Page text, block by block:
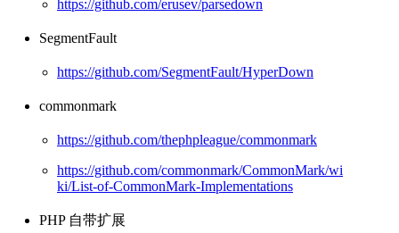
https://github.com/erusev/parsedown
SegmentFault
https://github.com/SegmentFault/HyperDown
commonmark
https://github.com/thephpleague/commonmark
https://github.com/commonmark/CommonMark/wi
ki/List-of-CommonMark-Implementations
PHP 自带扩展